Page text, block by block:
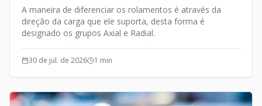
A maneira de diferenciar os rolamentos é através da
direção da carga que ele suporta, desta forma é
designado os grupos Axial e Radial.
30 de jul. de 2026 1 min